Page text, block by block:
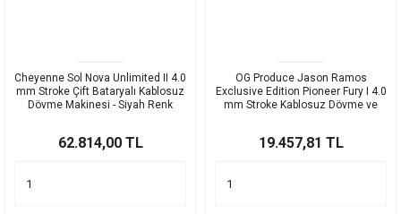
Cheyenne Sol Nova Unlimited II 4.0
mm Stroke Çift Bataryalı Kablosuz
Dövme Makinesi - Siyah Renk
62.814,00 TL
OG Produce Jason Ramos
Exclusive Edition Pioneer Fury I 4.0
mm Stroke Kablosuz Dövme ve
19.457,81 TL